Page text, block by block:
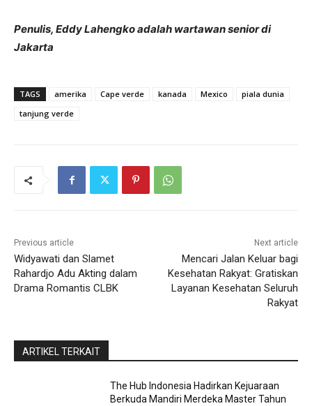
Penulis, Eddy Lahengko adalah wartawan senior di
Jakarta
TAGS amerika Cape verde kanada Mexico
piala dunia
tanjung verde
Previous article
Widyawati dan Slamet
Rahardjo Adu Akting dalam
Drama Romantis CLBK
Next article
Mencari Jalan Keluar bagi
Kesehatan Rakyat: Gratiskan
Layanan Kesehatan Seluruh
Rakyat
ARTIKEL TERKAIT
The Hub Indonesia Hadirkan Kejuaraan
Berkuda Mandiri Merdeka Master Tahun